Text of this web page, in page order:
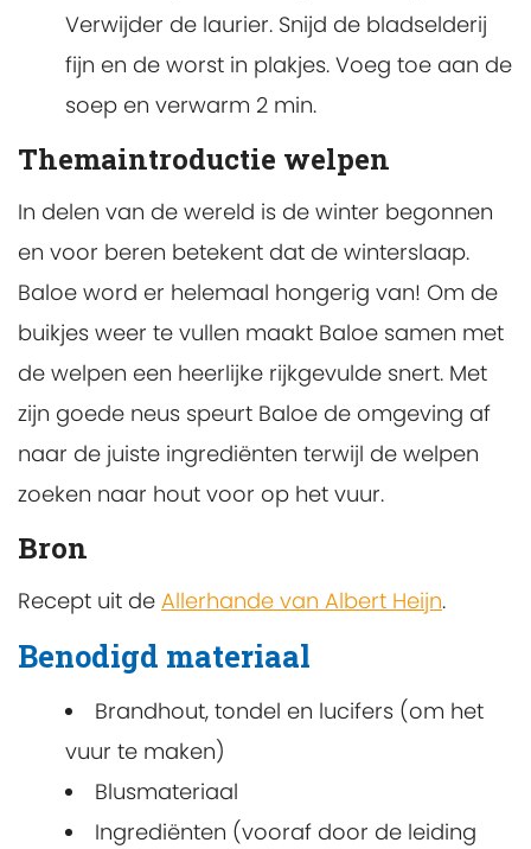
Verwijder de laurier. Snijd de bladselderij
fijn en de worst in plakjes. Voeg toe aan de
soep en verwarm 2 min.
Themaintroductie welpen
In delen van de wereld is de winter begonnen
en voor beren betekent dat de winterslaap.
Baloe word er helemaal hongerig van! Om de
buikjes weer te vullen maakt Baloe samen met
de welpen een heerlijke rijkgevulde snert. Met
zijn goede neus speurt Baloe de omgeving af
naar de juiste ingrediënten terwijl de welpen
zoeken naar hout voor op het vuur.
Bron
Recept uit de Allerhande van Albert Heijn.
Benodigd materiaal
Brandhout, tondel en lucifers (om het
vuur te maken)
Blusmateriaal
Ingrediënten (vooraf door de leiding